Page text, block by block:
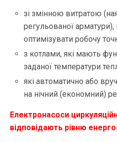
зі змінною витратою
регульованої
оптимізувати робочу
з котлами, які мають
заданої температури
які автоматично або
на нічний (економний)
Електронасоси
відповідають рівню